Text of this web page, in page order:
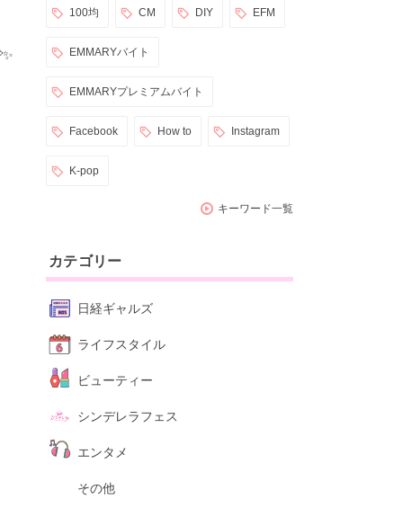
100均 CM DIY EFM
EMMARYバイト
EMMARYプレミアムバイト
Facebook How to Instagram
K-pop
キーワード一覧
カテゴリー
日経ギャルズ
ライフスタイル
ビューティー
シンデレラフェス
エンタメ
その他